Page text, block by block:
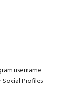
username
Social Profiles